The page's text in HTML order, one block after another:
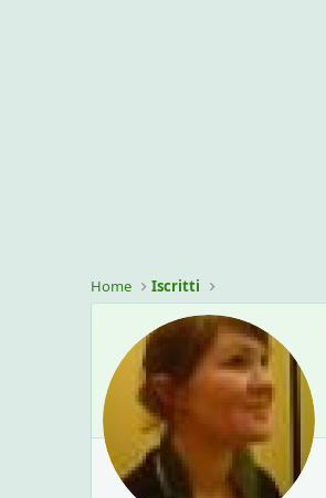
Home Iscritti